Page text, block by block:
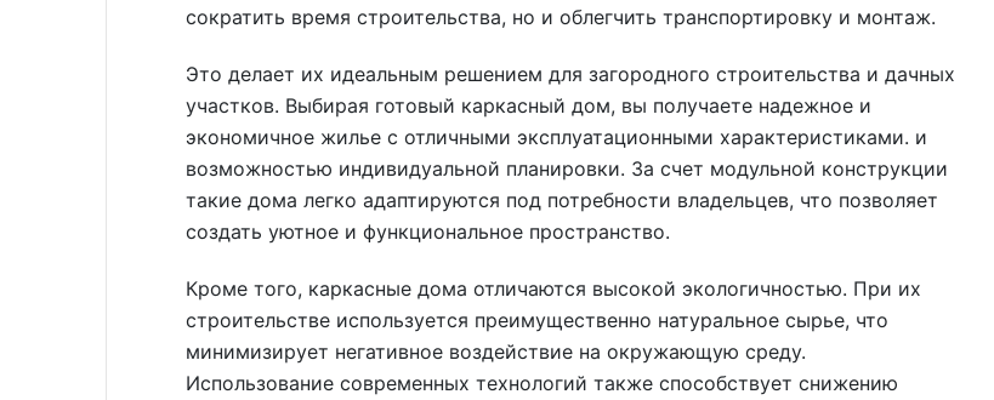
сократить время строительства, но и облегчить транспортировку и монтаж.
Это делает их идеальным решением для загородного строительства и дачных
участков. Выбирая готовый каркасный дом, вы получаете надежное и
экономичное жилье с отличными эксплуатационными характеристиками. и
возможностью индивидуальной планировки. За счет модульной конструкции
такие дома легко адаптируются под потребности владельцев, что позволяет
создать уютное и функциональное пространство.
Кроме того, каркасные дома отличаются высокой экологичностью. При их
строительстве используется преимущественно натуральное сырье, что
минимизирует негативное воздействие на окружающую среду.
Использование современных технологий также способствует снижению